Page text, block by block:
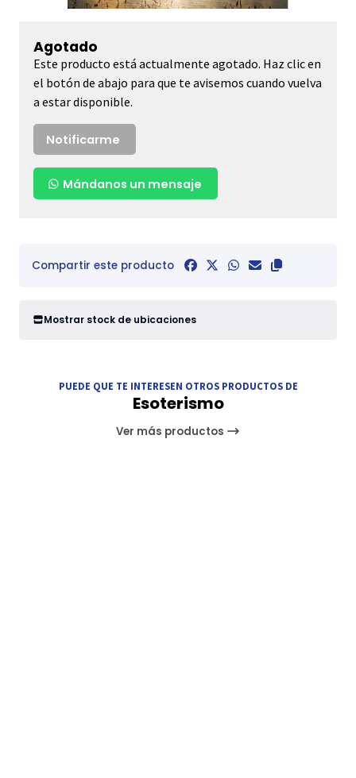
Agotado
Este producto está actualmente agotado. Haz clic en
el botón de abajo para que te avisemos cuando vuelva
a estar disponible.
Notificarme
Mándanos un mensaje
Compartir este producto
Mostrar stock de ubicaciones
PUEDE QUE TE INTERESEN OTROS PRODUCTOS DE
Esoterismo
Ver más productos